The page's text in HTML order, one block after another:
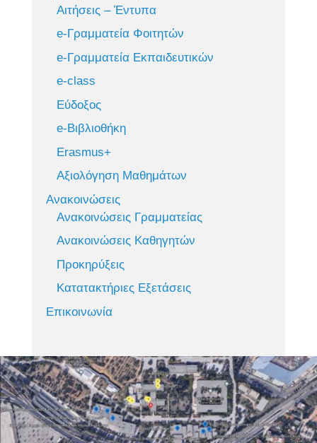
Αιτήσεις – Έντυπα
e-Γραμματεία Φοιτητών
e-Γραμματεία Εκπαιδευτικών
e-class
Εύδοξος
e-Βιβλιοθήκη
Erasmus+
Αξιολόγηση Μαθημάτων
Ανακοινώσεις
Ανακοινώσεις Γραμματείας
Ανακοινώσεις Καθηγητών
Προκηρύξεις
Κατατακτήριες Εξετάσεις
Επικοινωνία